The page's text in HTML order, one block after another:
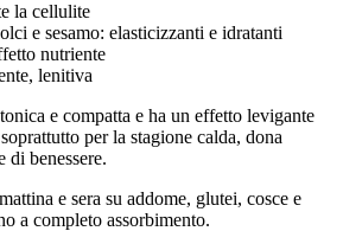
la cellulite
e sesamo: elasticizzanti e idratanti
nutriente
lenitiva
e compatta e ha un effetto levigante
per la stagione calda, dona
di benessere.
e sera su addome, glutei, cosce e
a completo assorbimento.